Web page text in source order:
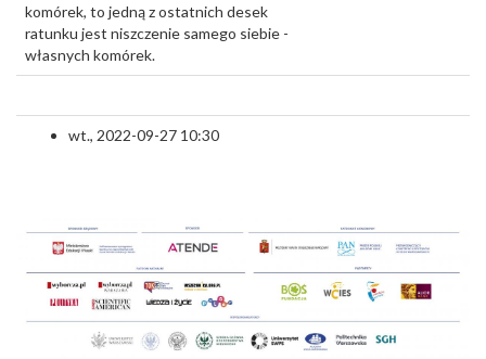
komórek, to jedną z ostatnich desek
ratunku jest niszczenie samego siebie -
własnych komórek.
wt., 2022-09-27 10:30